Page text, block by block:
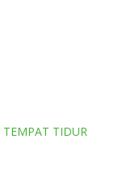
TEMPAT TIDUR